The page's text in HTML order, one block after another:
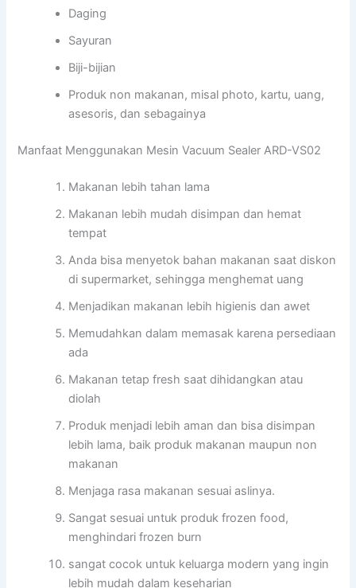
Daging
Sayuran
Biji-bijian
Produk non makanan, misal photo, kartu, uang,
asesoris, dan sebagainya
Manfaat Menggunakan Mesin Vacuum Sealer ARD-VS02
Makanan lebih tahan lama
Makanan lebih mudah disimpan dan hemat
tempat
Anda bisa menyetok bahan makanan saat diskon
di supermarket, sehingga menghemat uang
Menjadikan makanan lebih higienis dan awet
Memudahkan dalam memasak karena persediaan
ada
Makanan tetap fresh saat dihidangkan atau
diolah
Produk menjadi lebih aman dan bisa disimpan
lebih lama, baik produk makanan maupun non
makanan
Menjaga rasa makanan sesuai aslinya.
Sangat sesuai untuk produk frozen food,
menghindari frozen burn
sangat cocok untuk keluarga modern yang ingin
lebih mudah dalam keseharian